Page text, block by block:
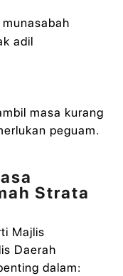
adil
masa kurang
peguam.
Strata
Majlis
Daerah
dalam: